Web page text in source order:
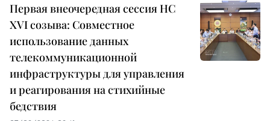
Первая внеочередная сессия НС
XVI созыва: Совместное
использование данных
телекоммуникационной
инфраструктуры для управления
и реагирования на стихийные
бедствия